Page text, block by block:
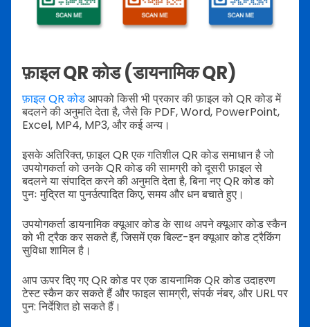
फ़ाइल QR कोड (डायनामिक QR)
फ़ाइल QR कोडआपको किसी भी प्रकार की फ़ाइल को QR कोड में
बदलने की अनुमति देता है, जैसे कि PDF, Word, PowerPoint,
Excel, MP4, MP3, और कई अन्य।
इसके अतिरिक्त, फ़ाइल QR एक गतिशील QR कोड समाधान है जो
उपयोगकर्ता को उनके QR कोड की सामग्री को दूसरी फ़ाइल से
बदलने या संपादित करने की अनुमति देता है, बिना नए QR कोड को
पुनः मुद्रित या पुनर्उत्पादित किए, समय और धन बचाते हुए।
उपयोगकर्ता डायनामिक क्यूआर कोड के साथ अपने क्यूआर कोड स्कैन
को भी ट्रैक कर सकते हैं, जिसमें एक बिल्ट-इन क्यूआर कोड ट्रैकिंग
सुविधा शामिल है।
आप ऊपर दिए गए QR कोड पर एक डायनामिक QR कोड उदाहरण
टेस्ट स्कैन कर सकते हैं और फाइल सामग्री, संपर्क नंबर, और URL पर
पुन: निर्देशित हो सकते हैं।